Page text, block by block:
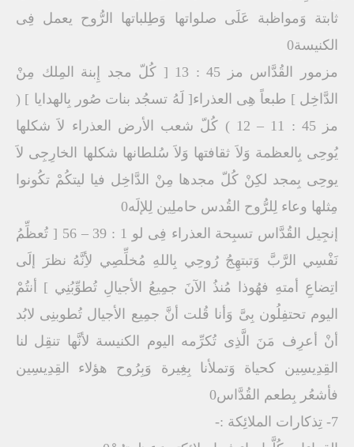
ثابتة وَمواظبة عَلَى صلواتها وَطِلباتها الرُّوح يعمل فِى
الكنيسة0
مزمور القُدَّاس مز 45 : 13 [ كُلّ مجد إِبنة المِلك مِنْ
الدَّاخِل ] طبعاً هِى العذراء[ لَهُ تسجُد بنات صُور بِالهدايا ] (
مز 45 : 11 – 12 ) كُلّ شعب الأرض العذراء لاَ شكلها
يُوحِى بِالعظمة وَلاَ ثقافتها وَلاَ سُلطانها شكلها الخارِجِى لاَ
يوحِى بِمجد لكِنْ كُلّ مجدها مِنْ الدَّاخِل فيا ليتكُمْ تكُونوا
مِثلها وعاء لِلرُّوح القُدس حاملِين لِلإلَه0
إنجِيل القُدَّاس تسبِحة العذراء فِى لو 1 : 39 – 56 [ تُعظِّمُ
نَفْسِي الرَّبَّ وَتبتهِجُ رُوحِي بِاللهِ مُخلِّصِي لأِنَّهُ نظرَ إلَى
اتِضاعِ أمتهِ فهُوذا مُنذُ الآنَ جمِيعُ الأجيالِ تُطوِّبُنِي ] أنتُمْ
اليوم تحتفِلُون بِىَّ وَأنا قُلت أنَّ جمِيع الأجيال تُطوبنِى لابُد
أنْ أعرِف مَنَ الَّذِى تُكرِّمه اليوم الكنيسة لأنَّها تنقِل لنا
القِدِيسِين كحياة وَتملأنا بِغِيرة وَبِرُوح هؤلاء القِدِيسِين
فأشعُر بِطعم القُدَّاس0
7- تِذكارات الملائِكة :-